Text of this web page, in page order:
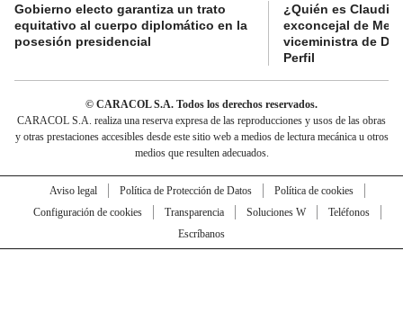
Gobierno electo garantiza un trato
equitativo al cuerpo diplomático en la
posesión presidencial
¿Quién es Claudia
exconcejal de
viceministra de
Perfil
© CARACOL S.A. Todos los derechos reservados.
CARACOL S.A. realiza una reserva expresa de las reproducciones y usos de las obras
y otras prestaciones accesibles desde este sitio web a medios de lectura mecánica u otros
medios que resulten adecuados.
Aviso legal Política de Protección de Datos
Política de cookies
Configuración de cookies
Transparencia Soluciones W
Teléfonos
Escríbanos